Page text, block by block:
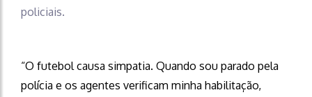
policiais.
“O futebol causa simpatia. Quando sou parado pela
polícia e os agentes verificam minha habilitação,